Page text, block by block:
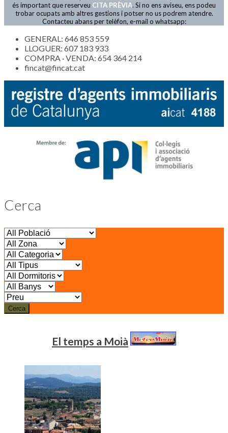
és important que reserveu CITA PRÈVIA. Si no ens aviseu, ens podeu
trobar ocupats amb altres gestions i potser no us podrem atendre.
Contacteu abans per telèfon, e-mail o whatsapp:
GENERAL: 646 853 559
LLOGUER: 607 183 933
COMPRA · VENDA: 654 364 214
fincat@fincat.cat
Cerca
Cerca
El temps a Moià